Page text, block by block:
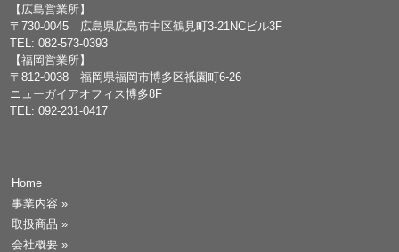
【広島営業所】
〒730-0045 広島県広島市中区鶴見町3-21NCビル3F
TEL: 082-573-0393
【福岡営業所】
〒812-0038 福岡県福岡市博多区祇園町6-26
ニューガイアオフィス博多8F
TEL: 092-231-0417
Home
事業内容 »
取扱商品 »
会社概要 »